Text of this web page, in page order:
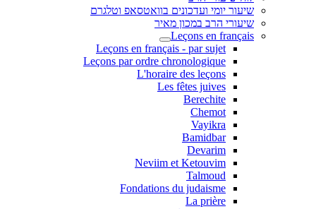
שיעור יומי ועדכונים בוואטסאפ וטלגרם
שיעורי הרב במכון מאיר
Leçons en français
Leçons en français - par sujet
Leçons par ordre chronologique
L'horaire des leçons
Les fêtes juives
Berechite
Chemot
Vayikra
Bamidbar
Devarim
Neviim et Ketouvim
Talmoud
Fondations du judaisme
La prière